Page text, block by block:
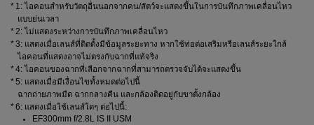
1: ไอคอนสำหรับวัตถุอื่นนอกจากคน/สัตว์จะแสดงขึ้นในการบันทึกภาพเคลื่อนไหว
แบบย่นเวลา
2: ไม่แสดงระหว่างการบันทึกภาพเคลื่อนไหว
3: แสดงเมื่อเลนส์ที่ติดตั้งมีข้อมูลระยะทาง หากใช้ท่อต่อเสริมหรือเลนส์ระยะใกล้
ไอคอนที่แสดงอาจไม่ตรงกับฉากที่แท้จริง
4: ไอคอนของฉากที่เลือกจากฉากที่สามารถตรวจจับได้จะแสดงขึ้น
5: แสดงเมื่อมีเงื่อนไขทั้งหมดต่อไปนี้
ฉากถ่ายภาพมืด ฉากกลางคืน และกล้องติดอยู่กับขาตั้งกล้อง
6: แสดงเมื่อใช้เลนส์ใดๆ ต่อไปนี้:
EF300mm f/2.8L IS II USM